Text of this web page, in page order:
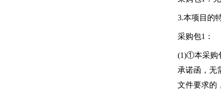
3.本项目的
采购包1：
(1)①本采购
承诺函，无
文件要求的